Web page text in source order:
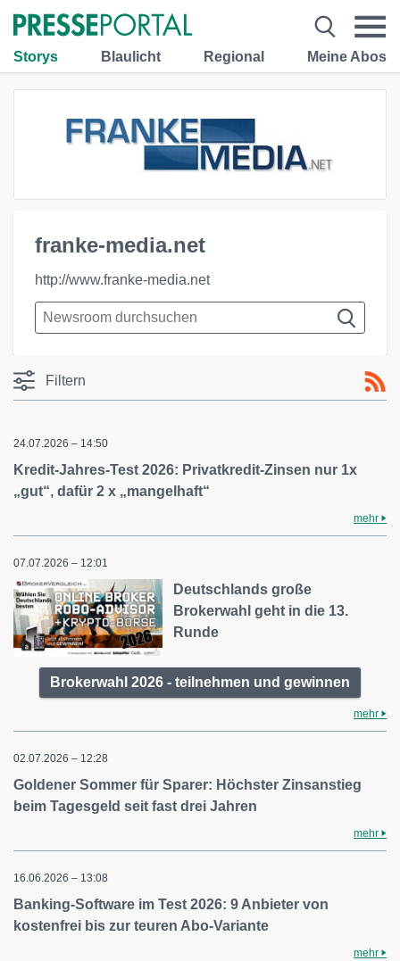
Storys Blaulicht Regional Meine Abos
franke-media.net
http://www.franke-media.net
Filtern
24.07.2026 – 14:50
Kredit-Jahres-Test 2026: Privatkredit-Zinsen nur 1x
„gut“, dafür 2 x „mangelhaft“
mehr
07.07.2026 – 12:01
Deutschlands große
Brokerwahl geht in die 13.
Runde
Brokerwahl 2026 - teilnehmen und gewinnen
mehr
02.07.2026 – 12:28
Goldener Sommer für Sparer: Höchster Zinsanstieg
beim Tagesgeld seit fast drei Jahren
mehr
16.06.2026 – 13:08
Banking-Software im Test 2026: 9 Anbieter von
kostenfrei bis zur teuren Abo-Variante
mehr